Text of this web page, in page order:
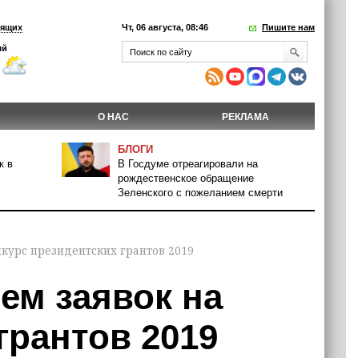
Чт, 06 августа, 08:46 Пишите нам
О НАС РЕКЛАМА
в
БЛОГИ
В Госдуме отреагировали на
рождественское обращение
Зеленского с пожеланием смерти
президентских грантов 2019
заявок на
2019